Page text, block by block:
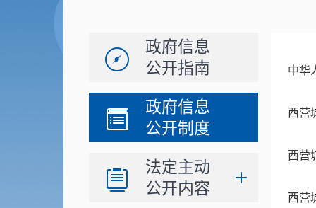
政府信息
公开指南
政府信息
公开制度
法定主动
公开内容
中华
西营
西营
西营